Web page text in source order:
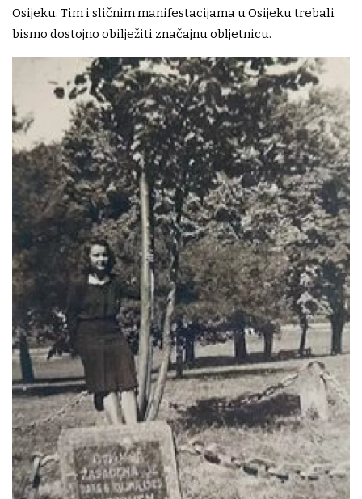
Osijeku. Tim i sličnim manifestacijama u Osijeku trebali
bismo dostojno obilježiti značajnu obljetnicu.